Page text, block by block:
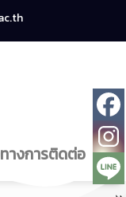
างการติดต่อ